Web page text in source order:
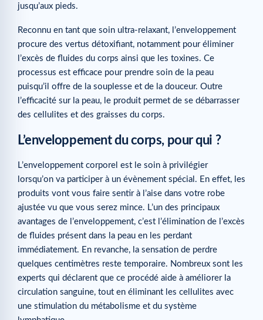
jusqu’aux pieds.
Reconnu en tant que soin ultra-relaxant, l’enveloppement
procure des vertus détoxifiant, notamment pour éliminer
l’excès de fluides du corps ainsi que les toxines. Ce
processus est efficace pour prendre soin de la peau
puisqu’il offre de la souplesse et de la douceur. Outre
l’efficacité sur la peau, le produit permet de se débarrasser
des cellulites et des graisses du corps.
L’enveloppement du corps, pour qui ?
L’enveloppement corporel est le soin à privilégier
lorsqu’on va participer à un évènement spécial. En effet, les
produits vont vous faire sentir à l’aise dans votre robe
ajustée vu que vous serez mince. L’un des principaux
avantages de l’enveloppement, c’est l’élimination de l’excès
de fluides présent dans la peau en les perdant
immédiatement. En revanche, la sensation de perdre
quelques centimètres reste temporaire. Nombreux sont les
experts qui déclarent que ce procédé aide à améliorer la
circulation sanguine, tout en éliminant les cellulites avec
une stimulation du métabolisme et du système